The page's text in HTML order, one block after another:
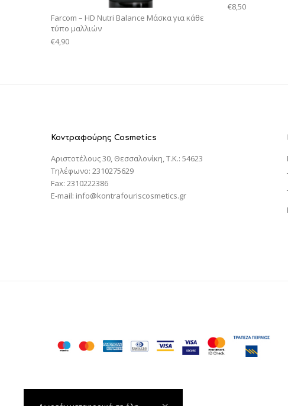
Farcom – HD Nutri Balance Mάσκα για κάθε
τύπο μαλλιών
€4,90
€8,50
Κοντραφούρης Cosmetics
Αριστοτέλους 30, Θεσσαλονίκη, T.K.: 54623
Τηλέφωνο: 2310275629
Fax: 2310222386
E-mail: info@kontrafouriscosmetics.gr